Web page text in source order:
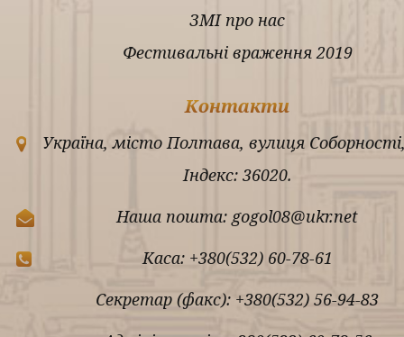
ЗМІ про нас
Фестивальні враження 2019
Контакти
Україна, місто Полтава, вулиця
Індекс: 36020.
Наша пошта: gogol08@ukr.net
Каса: +380(532) 60-78-61
Секретар (факс): +380(532) 56-94-83